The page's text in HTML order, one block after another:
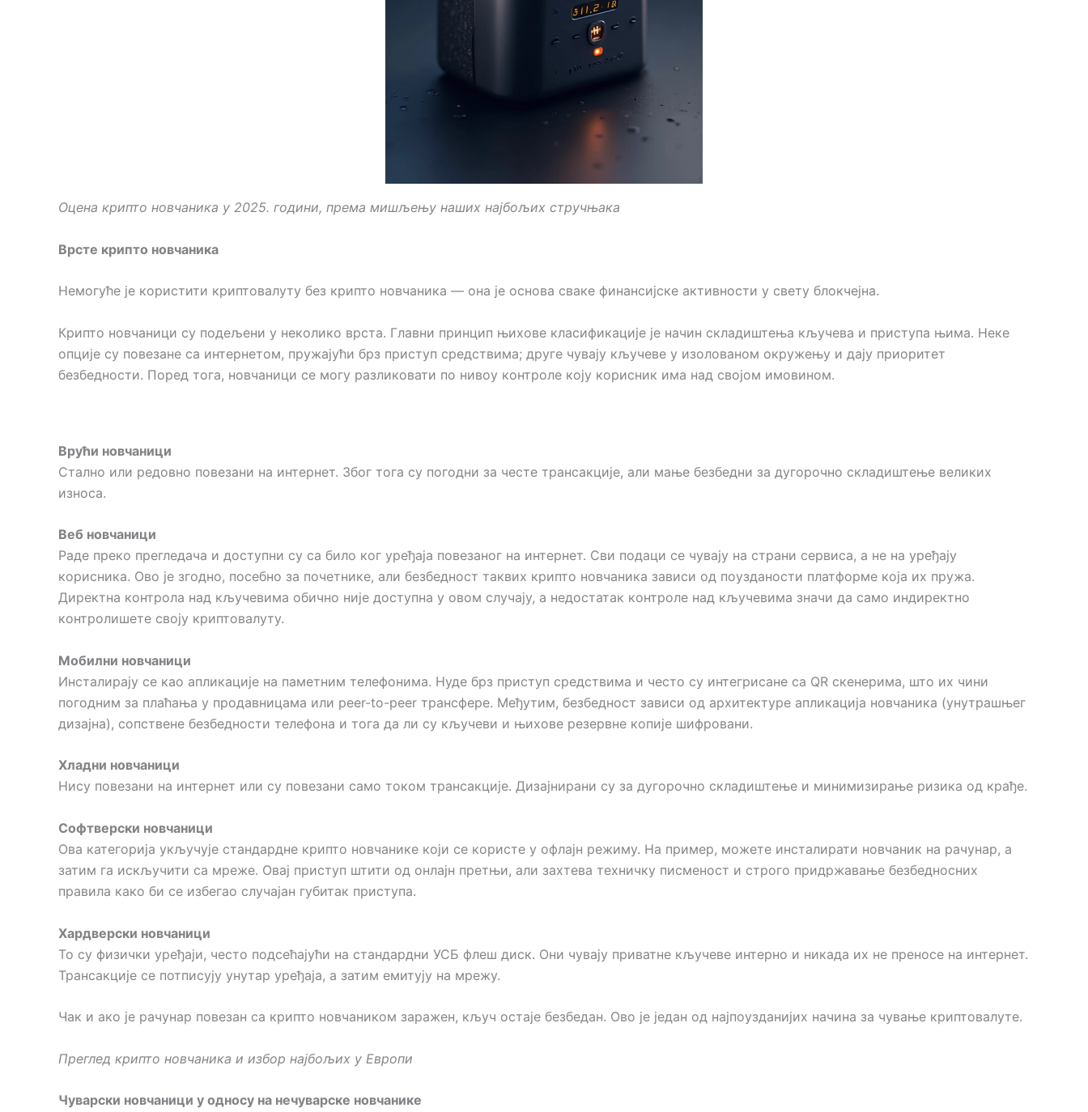
Оцена крипто новчаника у 2025. години, према мишљењу наших најбољих стручњака
Врсте крипто новчаника
Немогуће је користити криптовалуту без крипто новчаника — она је основа сваке финансијске активности у свету блокчејна.
Крипто новчаници су подељени у неколико врста. Главни принцип њихове класификације је начин складиштења кључева и приступа њима. Неке
опције су повезане са интернетом, пружајући брз приступ средствима; друге чувају кључеве у изолованом окружењу и дају приоритет
безбедности. Поред тога, новчаници се могу разликовати по нивоу контроле коју корисник има над својом имовином.
Врући новчаници
Стално или редовно повезани на интернет. Због тога су погодни за честе трансакције, али мање безбедни за дугорочно складиштење великих
износа.
Веб новчаници
Раде преко прегледача и доступни су са било ког уређаја повезаног на интернет. Сви подаци се чувају на страни сервиса, а не на уређају
корисника. Ово је згодно, посебно за почетнике, али безбедност таквих крипто новчаника зависи од поузданости платформе која их пружа.
Директна контрола над кључевима обично није доступна у овом случају, а недостатак контроле над кључевима значи да само индиректно
контролишете своју криптовалуту.
Мобилни новчаници
Инсталирају се као апликације на паметним телефонима. Нуде брз приступ средствима и често су интегрисане са QR скенерима, што их чини
погодним за плаћања у продавницама или peer-to-peer трансфере. Међутим, безбедност зависи од архитектуре апликација новчаника (унутрашњег
дизајна), сопствене безбедности телефона и тога да ли су кључеви и њихове резервне копије шифровани.
Хладни новчаници
Нису повезани на интернет или су повезани само током трансакције. Дизајнирани су за дугорочно складиштење и минимизирање ризика од крађе.
Софтверски новчаници
Ова категорија укључује стандардне крипто новчанике који се користе у офлајн режиму. На пример, можете инсталирати новчаник на рачунар, а
затим га искључити са мреже. Овај приступ штити од онлајн претњи, али захтева техничку писменост и строго придржавање безбедносних
правила како би се избегао случајан губитак приступа.
Хардверски новчаници
То су физички уређаји, често подсећајући на стандардни УСБ флеш диск. Они чувају приватне кључеве интерно и никада их не преносе на интернет.
Трансакције се потписују унутар уређаја, а затим емитују на мрежу.
Чак и ако је рачунар повезан са крипто новчаником заражен, кључ остаје безбедан. Ово је један од најпоузданијих начина за чување криптовалуте.
Преглед крипто новчаника и избор најбољих у Европи
Чуварски новчаници у односу на нечуварске новчанике